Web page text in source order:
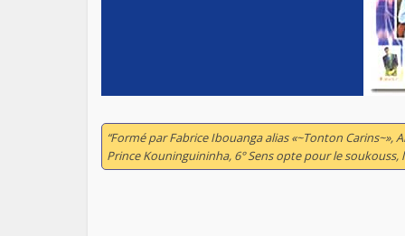
“Formé par Fabrice Ibouanga alias «~Tonton
Prince Kouninguininha, 6° Sens opte pour le